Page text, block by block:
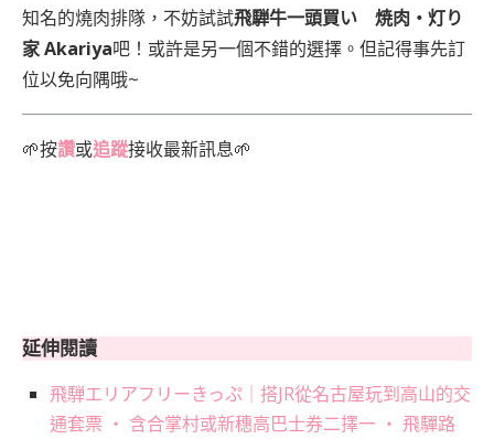
知名的燒肉排隊，不妨試試飛騨牛一頭買い 焼肉・灯り
家 Akariya吧！或許是另一個不錯的選擇。但記得事先訂
位以免向隅哦~
🌱按讚或追蹤接收最新訊息🌱
延伸閱讀
飛騨エリアフリーきっぷ｜搭JR從名古屋玩到高山的交
通套票 ‧ 含合掌村或新穗高巴士券二擇一 ‧ 飛驒路